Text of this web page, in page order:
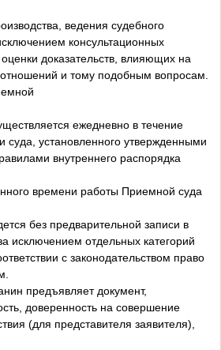
ведения судебного
консультационных
доказательств, влияющих на
и тому подобным вопросам.
ежедневно в течение
суда, установленного утвержденными
внутреннего распорядка
времени работы Приемной суда
без предварительной записи в
исключением отдельных категорий
с законодательством право
предъявляет документ,
доверенность на совершение
(для представителя заявителя),